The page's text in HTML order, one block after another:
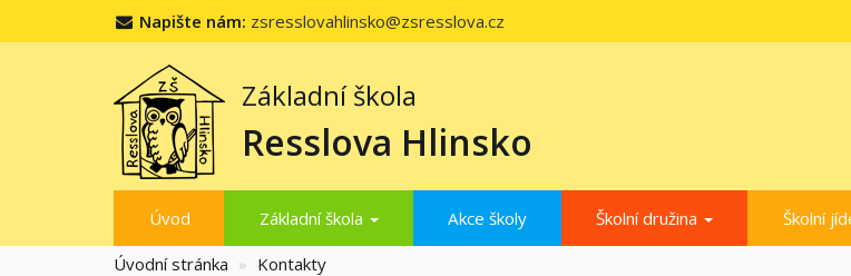
Napište nám: zsresslovahlinsko@zsresslova.cz
Základní škola
Resslova Hlinsko
Úvod Základní škola Akce školy Školní družina Školní
Úvodní stránka Kontakty